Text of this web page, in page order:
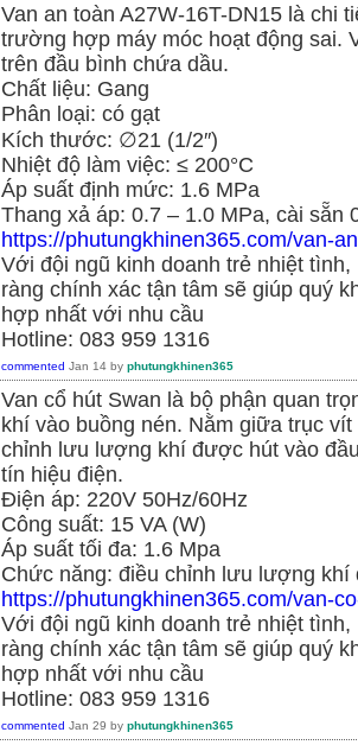
Van an toàn A27W-16T-DN15 là chi
trường hợp máy móc hoạt động sai.
trên đầu bình chứa dầu.
Chất liệu: Gang
Phân loại: có gạt
Kích thước: ∅21 (1/2″)
Nhiệt độ làm việc: ≤ 200°C
Áp suất định mức: 1.6 MPa
Thang xả áp: 0.7 – 1.0 MPa, cài sẵn
https://phutungkhinen365.com/van-
Với đội ngũ kinh doanh trẻ nhiệt
ràng chính xác tận tâm sẽ giúp quý
hợp nhất với nhu cầu
Hotline: 083 959 1316
commented Jan 14 by phutungkhinen365
Van cổ hút Swan là bộ phận quan
khí vào buồng nén. Nằm giữa trục
chỉnh lưu lượng khí được hút vào
tín hiệu điện.
Điện áp: 220V 50Hz/60Hz
Công suất: 15 VA (W)
Áp suất tối đa: 1.6 Mpa
Chức năng: điều chỉnh lưu lượng khí
https://phutungkhinen365.com/van-
Với đội ngũ kinh doanh trẻ nhiệt
ràng chính xác tận tâm sẽ giúp quý
hợp nhất với nhu cầu
Hotline: 083 959 1316
commented Jan 29 by phutungkhinen365